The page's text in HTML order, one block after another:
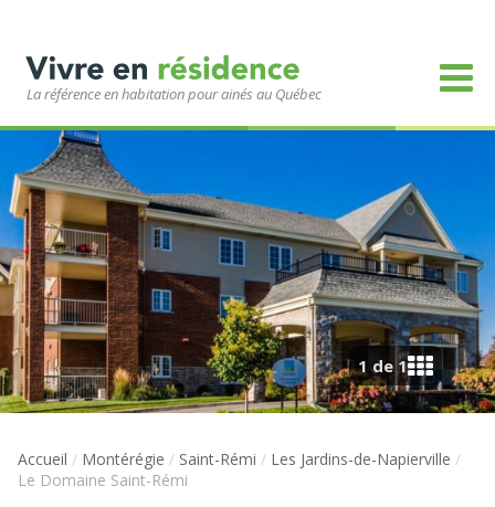
La référence en habitation pour ainés au Québec
1 de 1
Accueil / Montérégie / Saint-Rémi / Les Jardins-de-Napierville /
Le Domaine Saint-Rémi